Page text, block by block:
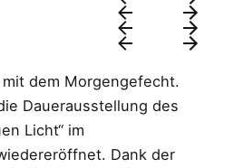
dem Morgengefecht.
Dauerausstellung des
Licht“ im
Dank der